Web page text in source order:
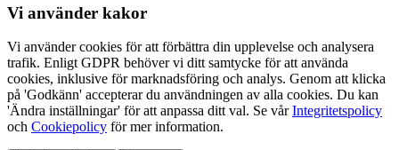
Vi använder kakor
Vi använder cookies för att förbättra din upplevelse och analysera
trafik. Enligt GDPR behöver vi ditt samtycke för att använda
cookies, inklusive för marknadsföring och analys. Genom att klicka
på 'Godkänn' accepterar du användningen av alla cookies. Du kan
'Ändra inställningar' för att anpassa ditt val. Se vårIntegritetspolicy
och Cookiepolicy för mer information.